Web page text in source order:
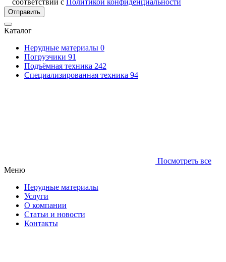
Отправить
Каталог
Нерудные материалы 0
Погрузчики 91
Подъёмная техника 242
Специализированная техника 94
Посмотреть все
Меню
Нерудные материалы
Услуги
О компании
Статьи и новости
Контакты